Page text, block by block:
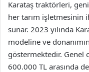
Karataş traktörleri,
her tarım işletmesinin
sunar. 2023 yılında
modeline ve
göstermektedir. Genel
600.000 TL arasında